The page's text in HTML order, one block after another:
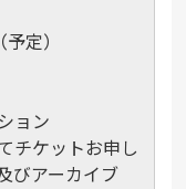
定）
ョン
チケットお申し
びアーカイブ